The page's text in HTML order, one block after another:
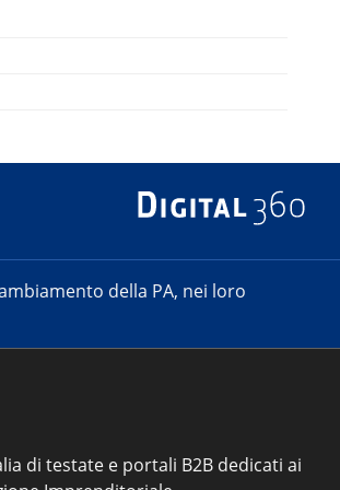
della PA, nei loro
di testate e portali B2B dedicati ai